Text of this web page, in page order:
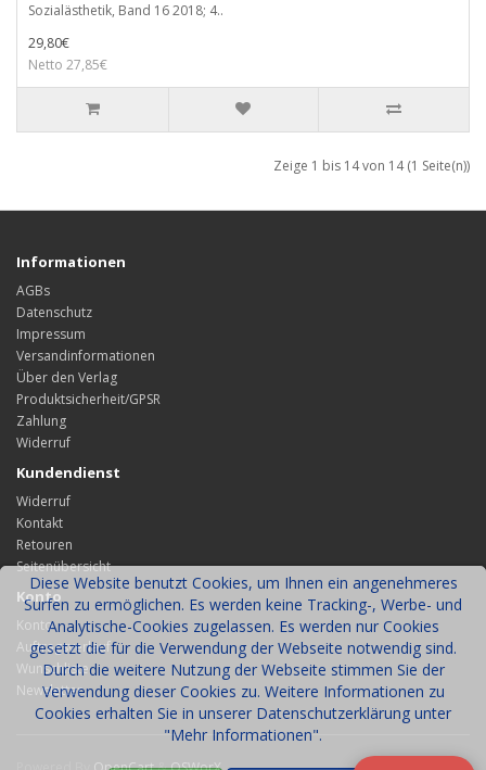
Diese Website benutzt Cookies, um Ihnen ein angenehmeres
Surfen zu ermöglichen. Es werden keine Tracking-, Werbe- und
Analytische-Cookies zugelassen. Es werden nur Cookies
gesetzt die für die Verwendung der Webseite notwendig sind.
Durch die weitere Nutzung der Webseite stimmen Sie der
Verwendung dieser Cookies zu. Weitere Informationen zu
Cookies erhalten Sie in unserer Datenschutzerklärung unter
"Mehr Informationen".
Sozialästhetik, Band 16 2018; 4..
29,80€
Netto 27,85€
Zeige 1 bis 14 von 14 (1 Seite(n))
Informationen
AGBs
Datenschutz
Impressum
Versandinformationen
Über den Verlag
Produktsicherheit/GPSR
Zahlung
Widerruf
Kundendienst
Widerruf
Kontakt
Retouren
Seitenübersicht
Konto
Konto
Auftragsverlauf
Wunschliste
Newsletter